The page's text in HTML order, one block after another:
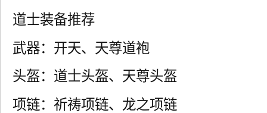
道士装备推荐
武器：开天、天尊道袍
头盔：道士头盔、天尊头盔
项链：祈祷项链、龙之项链